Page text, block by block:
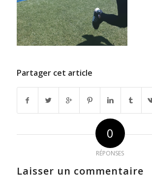
Partager cet article
0
RÉPONSES
Laisser un commentaire